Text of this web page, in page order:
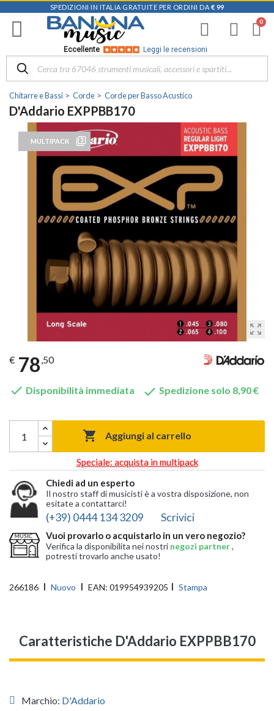
SPEDIZIONI IN ITALIA GRATUITE PER ORDINI DA € 99
Eccellente Leggi le recensioni
Chitarre e Bassi Corde Corde per Basso Acustico
D'Addario EXPPBB170
MULTIPACK filter_3
zoom_out_map
€ 78,50
 Disponibilità immediata  Spedizione solo 8,90 €
 Aggiungi al carrello
Speciale: acquista in multipack
Chiedi ad un esperto
Il nostro staff di musicisti è a vostra disposizione, non
esitate a contattarci!
(+39) 0444 134 3209 Scrivici
Vuoi provarlo o acquistarlo in un vero negozio?
Verifica la disponibilita nei nostri negozi partner,
potresti trovarlo anche usato!
266186 Nuovo EAN: 019954939205 Stampa
Caratteristiche D'Addario EXPPBB170
Marchio: D'Addario